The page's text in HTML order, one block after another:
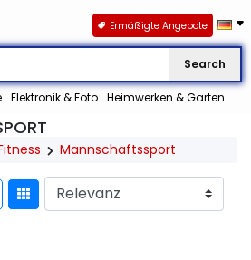
Search
Elektronik & Foto Heimwerken & Garten
Ermäßigte Angebote
Mannschaftssport